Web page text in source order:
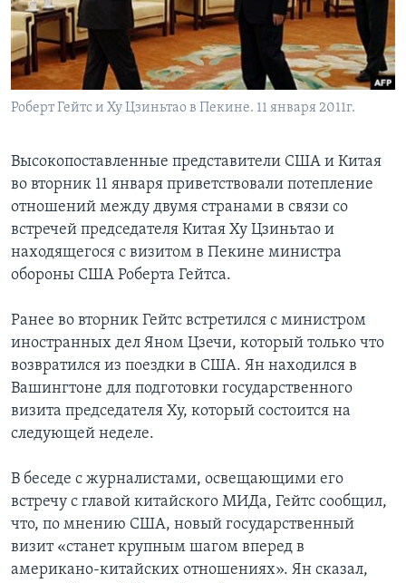
Learning English
СОЦИАЛЬНЫЕ СЕТИ
Языки
Роберт Гейтс и Ху Цзиньтао в Пекине. 11 января 2011г.
Высокопоставленные представители США и Китая
во вторник 11 января приветствовали потепление
отношений между двумя странами в связи со
встречей председателя Китая Ху Цзиньтао и
находящегося с визитом в Пекине министра
обороны США Роберта Гейтса.
Ранее во вторник Гейтс встретился с министром
иностранных дел Яном Цзечи, который только что
возвратился из поездки в США. Ян находился в
Вашингтоне для подготовки государственного
визита председателя Ху, который состоится на
следующей неделе.
В беседе с журналистами, освещающими его
встречу с главой китайского МИДа, Гейтс сообщил,
что, по мнению США, новый государственный
визит «станет крупным шагом вперед в
американо-китайских отношениях». Ян сказал,